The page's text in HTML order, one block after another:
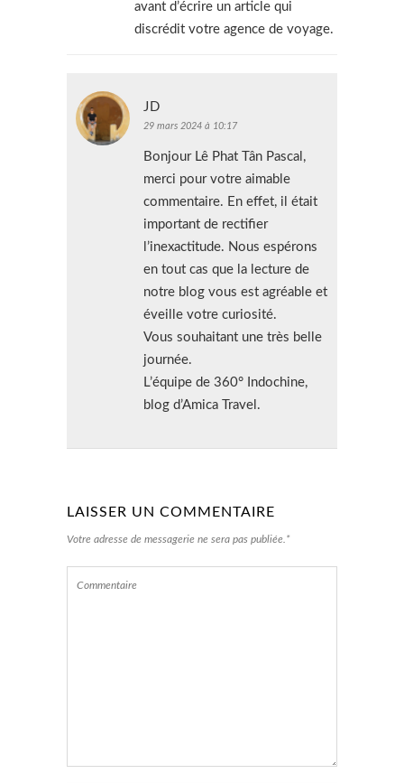
avant d’écrire un article qui
discrédit votre agence de voyage.
JD
29 mars 2024 à 10:17
Bonjour Lê Phat Tân Pascal,
merci pour votre aimable
commentaire. En effet, il était
important de rectifier
l’inexactitude. Nous espérons
en tout cas que la lecture de
notre blog vous est agréable et
éveille votre curiosité.
Vous souhaitant une très belle
journée.
L’équipe de 360° Indochine,
blog d’Amica Travel.
LAISSER UN COMMENTAIRE
Votre adresse de messagerie ne sera pas publiée.*